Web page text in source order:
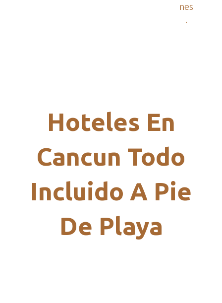
nes
Hoteles En
Cancun Todo
Incluido A Pie
De Playa